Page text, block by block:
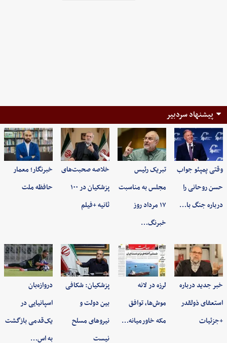
پیشنهاد سردبیر
وقتی پمپئو جواب
حسن روحانی را
درباره جنگ با…
تبریک رئیس
مجلس به مناسبت
۱۷ مرداد روز
خبرنگ…
خلاصه صحبت‌های
پزشکیان در ۱۰۰
ثانیه +فیلم
خبرنگار؛ معمار
حافظه ملت
خبر جدید درباره
استعفای ذولقدر
+جزئیات
لرزه در لانه
موش‌ها، توافق
مکه خاورمیانه…
پزشکیان: شکافی
بین دولت و
نیروهای مسلح
نیست
دروازه‌بان
اسپانیایی در
یک‌قدمی بازگشت
به اس…